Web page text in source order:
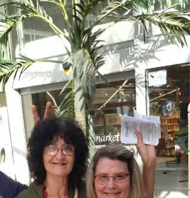
Depuis le lundi 2 octobre, l'Autobus a
ses maraudes en camion 7j/7 et recherche
des bénévoles pour compléter ses équipes
du mardi,...